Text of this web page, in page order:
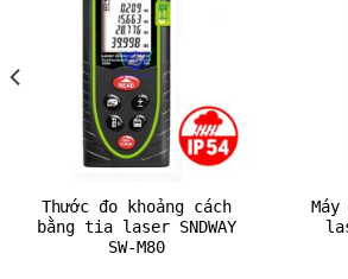
Thước đo khoảng cách
bằng tia laser SNDWAY
SW-M80